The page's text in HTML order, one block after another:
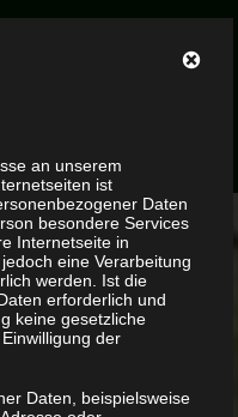
an unserem
ist
Daten
besondere Services
Internetseite in
eine Verarbeitung
werden. Ist die
erforderlich und
keine gesetzliche
der
Daten, beispielsweise